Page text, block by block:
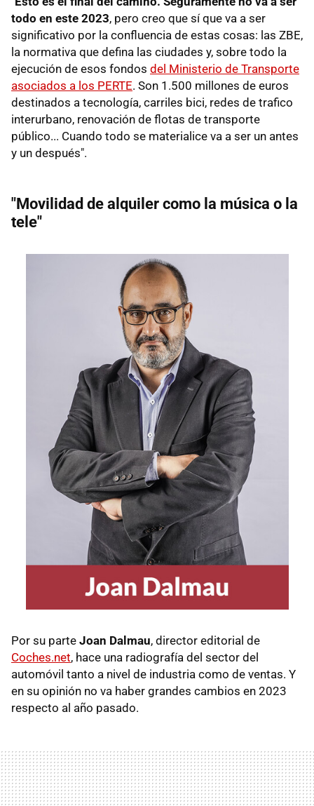
todo en este 2023, pero creo que sí que va a ser
significativo por la confluencia de estas cosas: las ZBE,
la normativa que defina las ciudades y, sobre todo la
ejecución de esos fondos del Ministerio de Transporte
asociados a los PERTE. Son 1.500 millones de euros
destinados a tecnología, carriles bici, redes de trafico
interurbano, renovación de flotas de transporte
público... Cuando todo se materialice va a ser un antes
y un después".
"Movilidad de alquiler como la música o la
tele"
Por su parte Joan Dalmau, director editorial de
Coches.net, hace una radiografía del sector del
automóvil tanto a nivel de industria como de ventas. Y
en su opinión no va haber grandes cambios en 2023
respecto al año pasado.